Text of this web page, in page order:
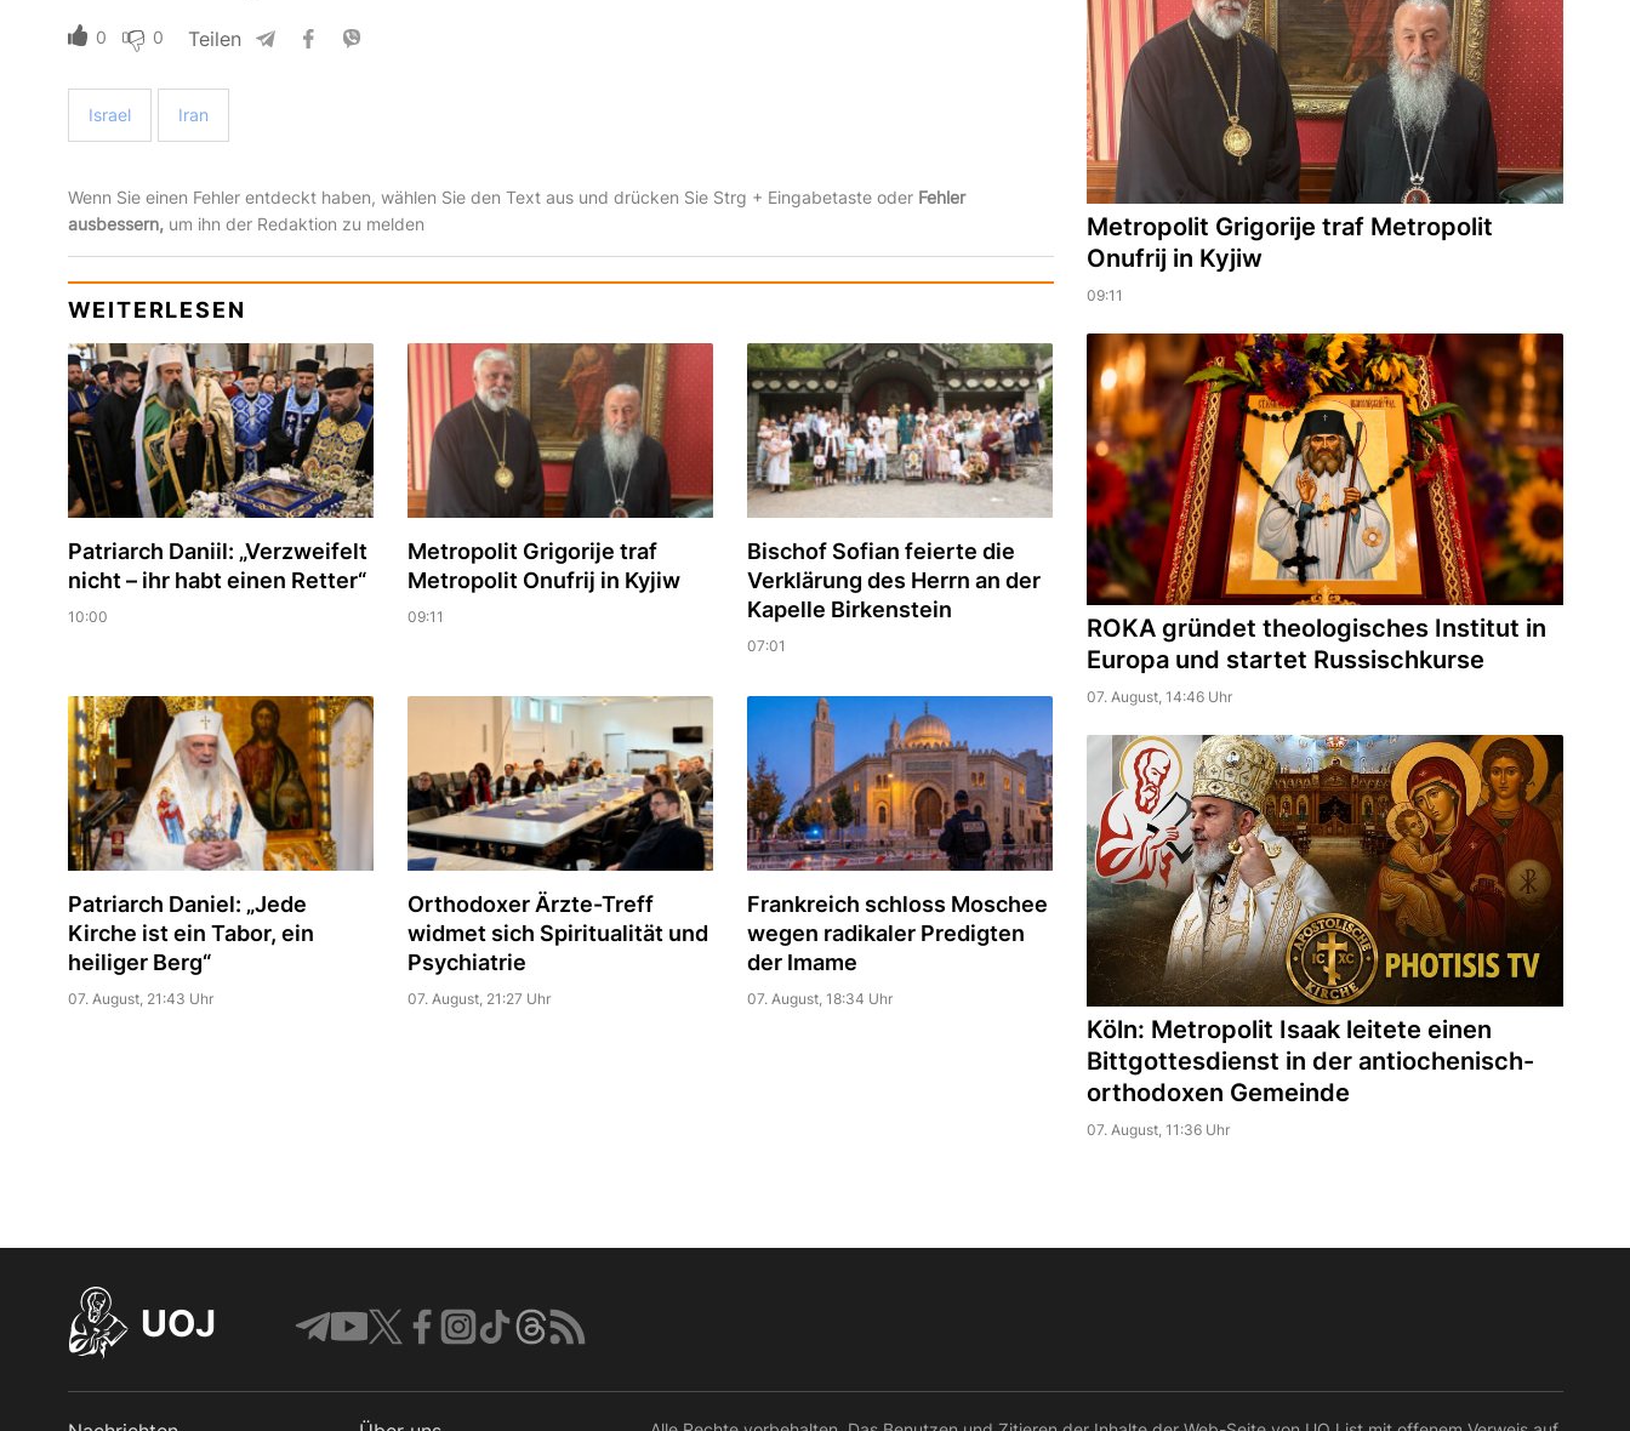
0 0 Teilen
Israel Iran
Wenn Sie einen Fehler entdeckt haben, wählen Sie den Text aus und drücken Sie Strg + Eingabetaste oder Fehler
ausbessern,um ihn der Redaktion zu melden
WEITERLESEN
Patriarch Daniil: „Verzweifelt
nicht – ihr habt einen Retter“
10:00
Metropolit Grigorije traf
Metropolit Onufrij in Kyjiw
09:11
Bischof Sofian feierte die
Verklärung des Herrn an der
Kapelle Birkenstein
07:01
Patriarch Daniel: „Jede
Kirche ist ein Tabor, ein
heiliger Berg“
07. August, 21:43 Uhr
Orthodoxer Ärzte-Treff
widmet sich Spiritualität und
Psychiatrie
07. August, 21:27 Uhr
Frankreich schloss Moschee
wegen radikaler Predigten
der Imame
07. August, 18:34 Uhr
Metropolit Grigorije traf Metropolit
Onufrij in Kyjiw
09:11
ROKA gründet theologisches Institut in
Europa und startet Russischkurse
07. August, 14:46 Uhr
Köln: Metropolit Isaak leitete einen
Bittgottesdienst in der antiochenisch-
orthodoxen Gemeinde
07. August, 11:36 Uhr
UOJ